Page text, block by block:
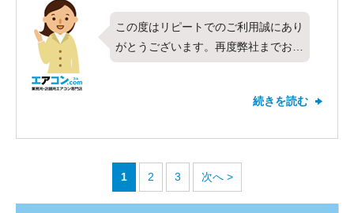
この度はリピートでのご利用誠にあり
がとうございます。再度弊社までお声
がけ頂けたこととても光栄に思いま
掛形・シングル・3馬力を２セット
褒めのお言葉を頂戴しありがとうござ
います。これからもお客様にご満足頂
けるよう社員一同精進し頑張って参り
続きを読む
1 2 3 次へ >